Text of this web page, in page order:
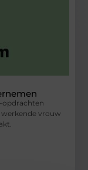
opdrachten
vrouw